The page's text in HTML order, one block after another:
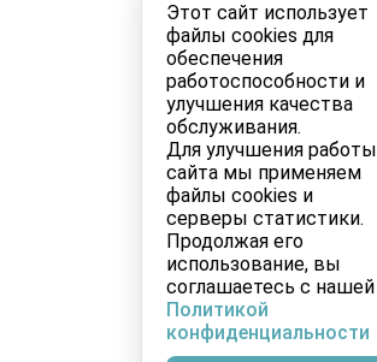
Этот сайт использует
файлы cookies для
обеспечения
работоспособности и
улучшения качества
обслуживания.
Для улучшения работы
сайта мы применяем
файлы cookies и
серверы статистики.
Продолжая его
использование, вы
соглашаетесь с нашей
Политикой
конфиденциальности